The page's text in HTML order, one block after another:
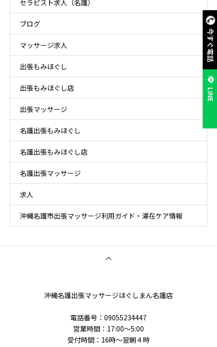
今すぐ電話
LINE
セラピスト求人（名護）
ブログ
マッサージ求人
出張もみほぐし
出張もみほぐし店
出張マッサージ
名護出張もみほぐし
名護出張もみほぐし店
名護出張マッサージ
求人
沖縄名護市出張マッサージ利用ガイド・滞在ケア情報
沖縄名護出張マッサージほぐしまん名護店
電話番号‭：09055234447
営業時間：17:00～5:00
受付時間：16時〜翌朝４時